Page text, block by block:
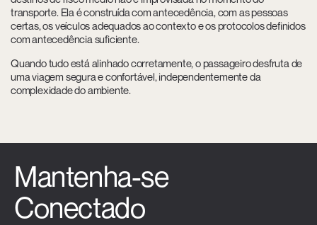
transporte. Ela é construída com antecedência, com as pessoas
certas, os veículos adequados ao contexto e os protocolos definidos
com antecedência suficiente.
Quando tudo está alinhado corretamente, o passageiro desfruta de
uma viagem segura e confortável, independentemente da
complexidade do ambiente.
Mantenha-se
Conectado